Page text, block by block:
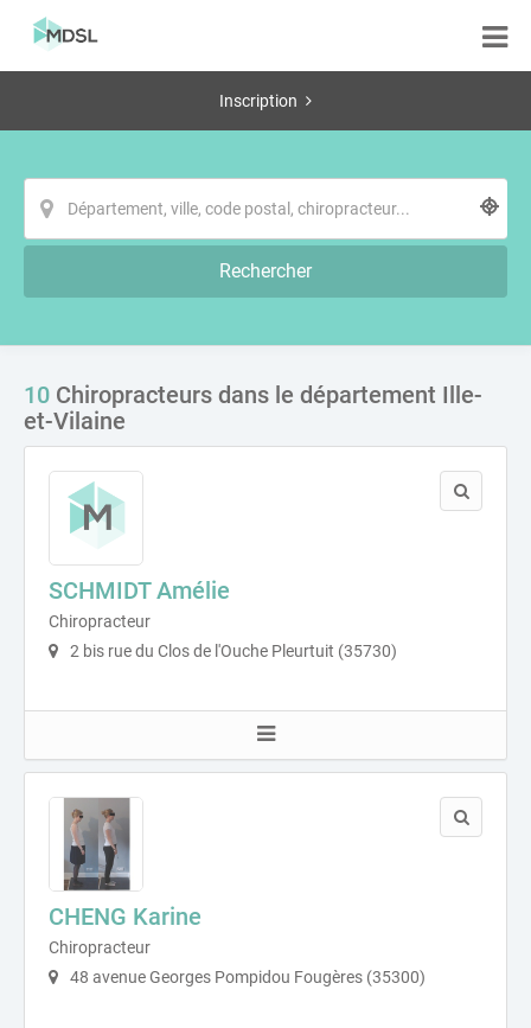
Inscription
Rechercher
10 Chiropracteurs dans le département Ille-
et-Vilaine
SCHMIDT Amélie
Chiropracteur
2 bis rue du Clos de l'Ouche Pleurtuit (35730)
CHENG Karine
Chiropracteur
48 avenue Georges Pompidou Fougères (35300)